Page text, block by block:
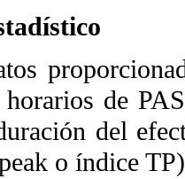
horarios de
del
o índice